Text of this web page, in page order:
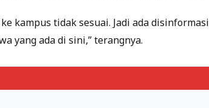
kampus tidak sesuai. Jadi ada
yang ada di sini,” terangnya.